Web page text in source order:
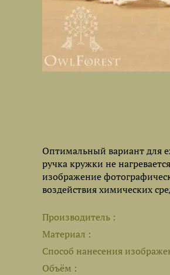
Оптимальный вариант для
ручка кружки не
изображение
воздействия химических
Производитель
Материал
Способ нанесения
Объём